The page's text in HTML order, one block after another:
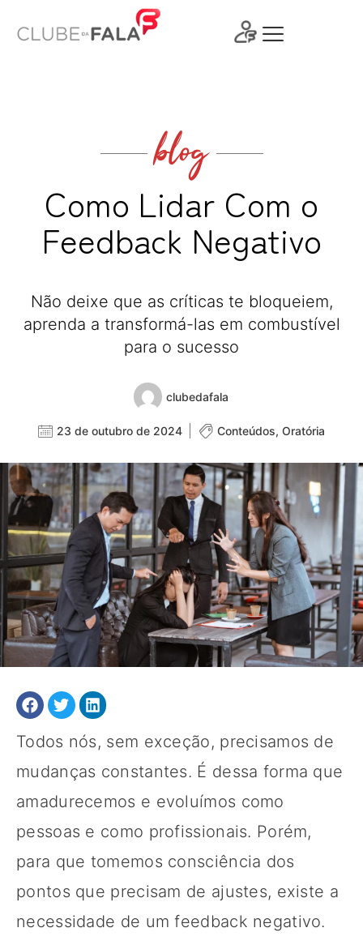
para
blog
Como Lidar Com o
Feedback Negativo
Não deixe que as críticas te bloqueiem,
aprenda a transformá-las em combustível
para o sucesso
clubedafala
23 de outubro de 2024 Conteúdos, Oratória
Todos nós, sem exceção, precisamos de
mudanças constantes. É dessa forma que
amadurecemos e evoluímos como
pessoas e como profissionais. Porém,
para que tomemos consciência dos
pontos que precisam de ajustes, existe a
necessidade de um feedback negativo.